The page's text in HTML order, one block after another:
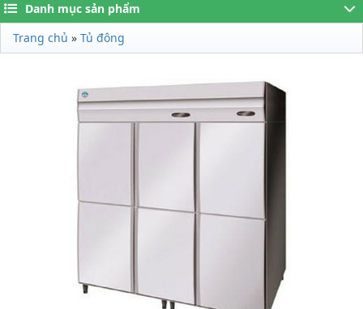
Danh mục sản phẩm
Trang chủ » Tủ đông